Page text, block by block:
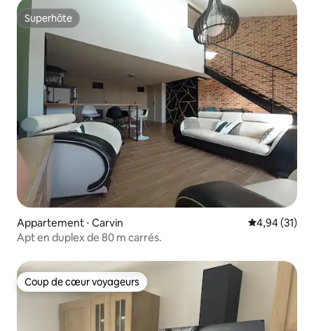
Superhôte
Superhôte
Appartement ⋅ Carvin Évaluation
4,94 (31)
Apt en duplex de 80 m carrés.
Coup de cœur voyageurs
Coup de cœur voyageurs